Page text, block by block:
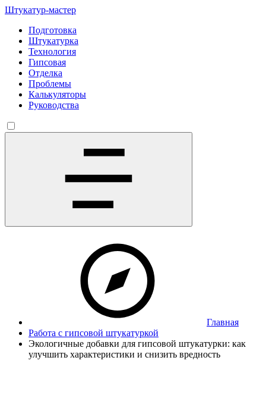
Штукатур-мастер
Подготовка
Штукатурка
Технология
Гипсовая
Отделка
Проблемы
Калькуляторы
Руководства
Главная
Работа с гипсовой штукатуркой
Экологичные добавки для гипсовой штукатурки: как
улучшить характеристики и снизить вредность